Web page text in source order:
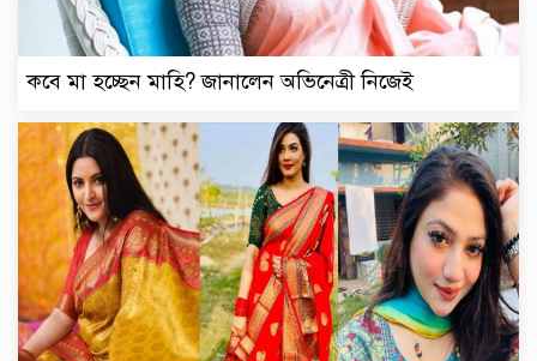
কবে মা হচ্ছেন মাহি? জানালেন অভিনেত্রী নিজেই